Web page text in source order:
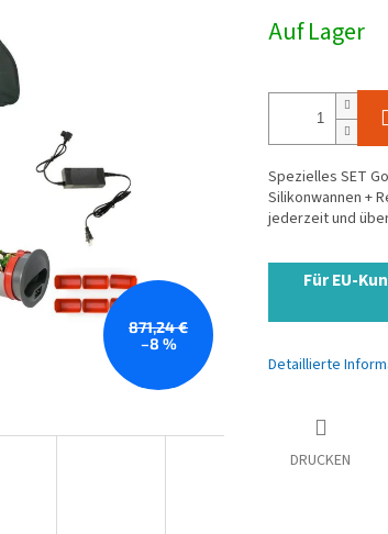
871,24 €
–8 %
Auf Lager
Spezielles SET
Silikonwannen +
jederzeit und
Für EU-
Detaillierte
DRUCKEN